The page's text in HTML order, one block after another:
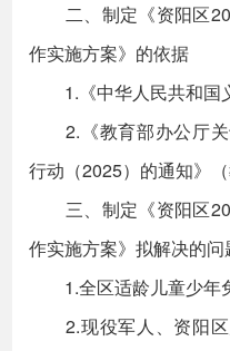
二、制定《资阳区
作实施方案》的依据
1.《中华人民共和国义
2.《教育部办公厅关
行动（2025）的通知》
三、制定《资阳区
作实施方案》拟解决的问
1.全区适龄儿童少年
2.现役军人、资阳区